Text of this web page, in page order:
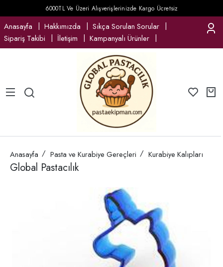
6000TL Ve Üzeri Alışverişlerinizde Kargo Ücretsiz
Anasayfa Hakkımızda
Sıkça Sorulan Sorular
Sipariş Takibi
İletişim Kampanyalı Ürünler
Anasayfa Pasta ve Kurabiye Gereçleri Kurabiye Kalıpları
Global Pastacılık